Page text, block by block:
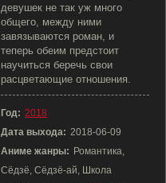
девушек не так уж много
общего, между ними
завязываются роман, и
теперь обеим предстоит
научиться беречь свои
расцветающие отношения.
Год: 2018
Дата выхода: 2018-06-09
Аниме жанры: Романтика,
Сёдзё, Сёдзё-ай, Школа